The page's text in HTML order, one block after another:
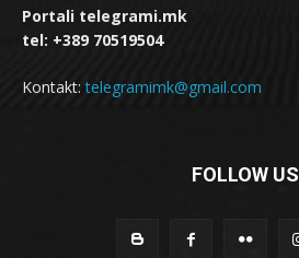
Portali telegrami.mk
tel: +389 70519504
Kontakt:telegramimk@gmail.com
FOLLOW US